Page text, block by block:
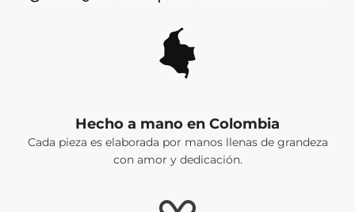
Hecho a mano en Colombia
Cada pieza es elaborada por manos llenas de grandeza
con amor y dedicación.